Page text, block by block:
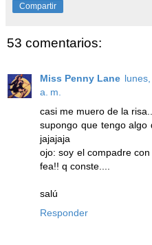
Compartir
53 comentarios:
Miss Penny Lane
a. m.
casi me muero de la
supongo que tengo algo
jajajaja
ojo: soy el compadre
fea!! q conste....
salú
Responder